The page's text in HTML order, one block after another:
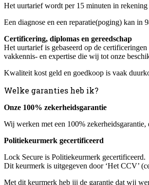
Het uurtarief wordt per 15 minuten in rekening
Een diagnose en een reparatie(poging) kan in
Certificering, diplomas en gereedschap
Het uurtarief is gebaseerd op de
vakkennis- en expertise die wij tot onze
Kwaliteit kost geld en goedkoop is vaak
Welke garanties heb ik?
Onze 100% zekerheidsgarantie
Wij werken met een 100%
Politiekeurmerk gecertificeerd
Lock Secure is Politiekeurmerk gecertificeerd.
Dit keurmerk is uitgegeven door ‘Het CCV’
Met dit keurmerk heb jij de garantie dat wij